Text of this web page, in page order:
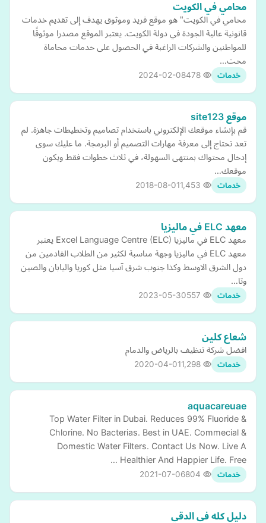
محامي في الكويت
محامي في الكويت" هو موقع فريد وموثوق يهدف إلى تقديم خدمات
قانونية عالية الجودة في دولة الكويت. يعتبر الموقع مصدرا موثوقًا
للمواطنين والشركات الراغبة في الحصول على خدمات محاماة
محت…
خدمات 2024-02-08
موقع site123
قم بإنشاء موقعك الإلكتروني باستخدام تصاميم وتخطيطات جاهزة. لم
تعد تحتاج إلى معرفة مهارات التصميم أو البرمجة. ما عليك سوى
إدخال محتواك بمنتهى السهولة، في ثلاث خطوات فقط ويكون
موقعك…
خدمات 2018-08-01
معهد ELC في ماليزيا
معهد ELC في ماليزيا Excel Language Centre (ELC) يعتبر
معهد ELC في ماليزيا وجهة مناسبة لكثير من الطلاب القادمين من
دول الشرق الاوسط وكذا جنوب شرق آسيا مثل كوريا واليابان والصين
وتا…
خدمات 2023-05-30
شعاع كلين
افضل شركة تنظيف بالرياض والدمام
خدمات 2020-04-01
aquacareuae
Top Water Filter in Dubai. Reduces 99% Fluoride &
Chlorine. No Bacterias. Best in UAE. Commecial &
Domestic Water Filters. Contact Us Now. Live A
Healthier And Happier Life. Free …
خدمات 2021-07-06
دليل كله فى الدقي